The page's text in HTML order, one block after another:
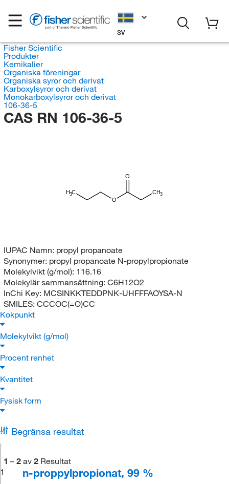
SV
Fisher Scientific
Produkter
Kemikalier
Organiska föreningar
Organiska syror och derivat
Karboxylsyror och derivat
Monokarboxylsyror och derivat
106-36-5
CAS RN 106-36-5
H3C
O
O
CH3
IUPAC Namn: propyl propanoate
Synonymer: propyl propanoate N-propylpropionate
Molekylvikt (g/mol): 116.16
Molekylär sammansättning: C6H12O2
InChi Key: MCSINKKTEDDPNK-UHFFFAOYSA-N
SMILES: CCCOC(=O)CC
Kokpunkt
Molekylvikt (g/mol)
Procent renhet
Kvantitet
Fysisk form
Begränsa resultat
1 – 2 av 2 Resultat
1
n-proppylpropionat, 99 %